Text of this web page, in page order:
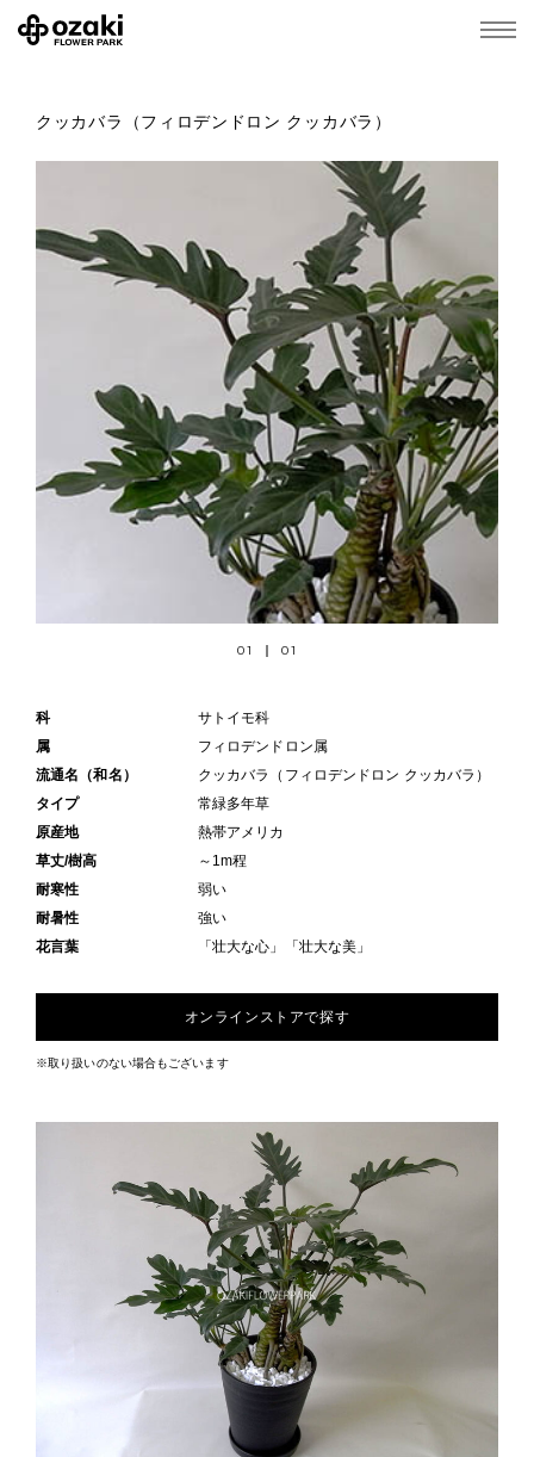
クッカバラ（フィロデンドロン クッカバラ）
01 01
科
サトイモ科
属
フィロデンドロン属
流通名（和名）
クッカバラ（フィロデンドロン クッカバラ）
タイプ
常緑多年草
原産地
熱帯アメリカ
草丈/樹高
～1m程
耐寒性
弱い
耐暑性
強い
花言葉
「壮大な心」「壮大な美」
オンラインストアで探す
※取り扱いのない場合もございます